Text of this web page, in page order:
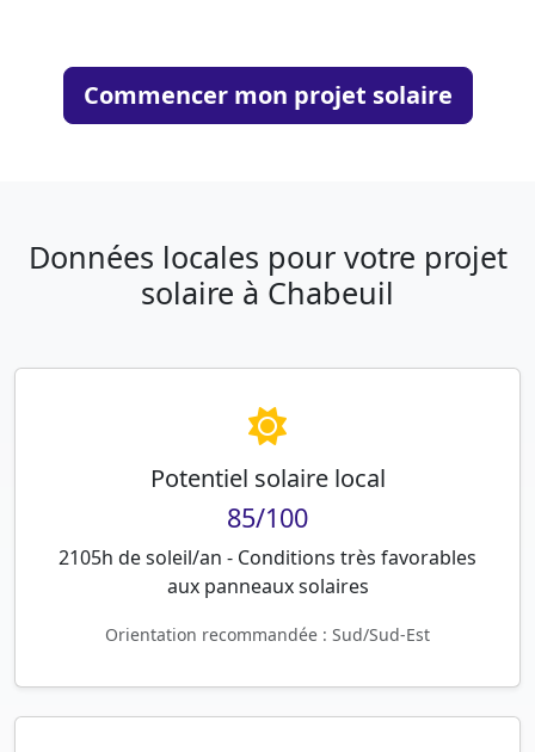
Commencer mon projet solaire
Données locales pour votre projet
solaire à Chabeuil
Potentiel solaire local
85/100
2105h de soleil/an - Conditions très favorables
aux panneaux solaires
Orientation recommandée : Sud/Sud-Est